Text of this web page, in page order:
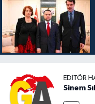
EDITÖR
Sinem